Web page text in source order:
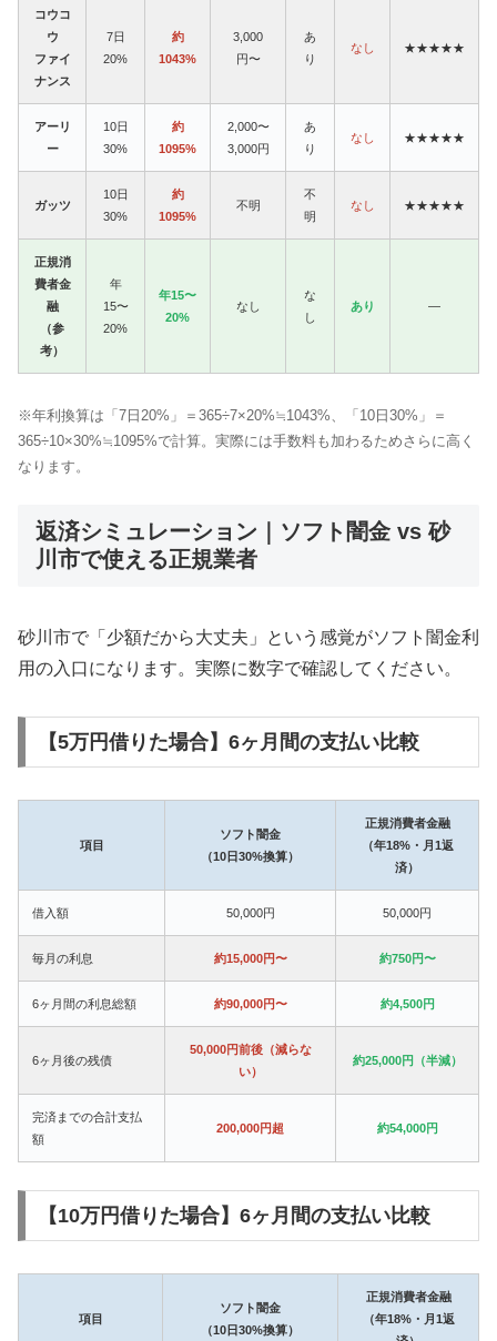
コウコ
ウ
ファイ
ナンス
7日
20%
約
1043%
3,000
円〜
あ
り
なし ★★★★★
アーリ
ー
10日
30%
約
1095%
2,000〜
3,000円
あ
り
なし ★★★★★
ガッツ
10日
30%
約
1095%
不明
不
明
なし ★★★★★
正規消
費者金
融
（参
考）
年
15〜
20%
年15〜
20%
なし
な
し
あり —
※年利換算は「7日20%」＝365÷7×20%≒1043%、「10日30%」＝
365÷10×30%≒1095%で計算。実際には手数料も加わるためさらに高く
なります。
返済シミュレーション｜ソフト闇金 vs 砂
川市で使える正規業者
砂川市で「少額だから大丈夫」という感覚がソフト闇金利
用の入口になります。実際に数字で確認してください。
【5万円借りた場合】6ヶ月間の支払い比較
項目
ソフト闇金
（10日30%換算）
正規消費者金融
（年18%・月1返
済）
借入額 50,000円 50,000円
毎月の利息 約15,000円〜 約750円〜
6ヶ月間の利息総額 約90,000円〜 約4,500円
6ヶ月後の残債
50,000円前後（減らな
い）
約25,000円（半減）
完済までの合計支払
額
200,000円超 約54,000円
【10万円借りた場合】6ヶ月間の支払い比較
項目
ソフト闇金
（10日30%換算）
正規消費者金融
（年18%・月1返